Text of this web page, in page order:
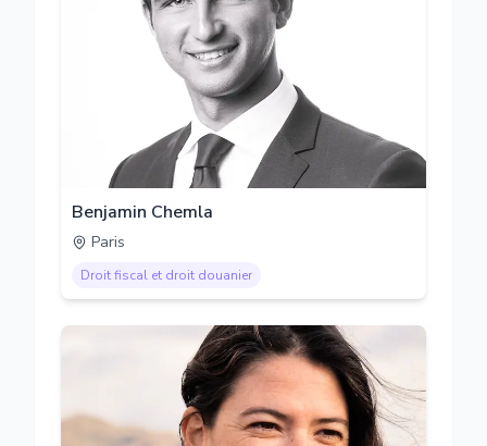
Benjamin Chemla
Paris
Droit fiscal et droit douanier